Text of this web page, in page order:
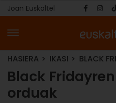
Joan Euskaltel
HASIERA IKASI BLACK
Black
orduak